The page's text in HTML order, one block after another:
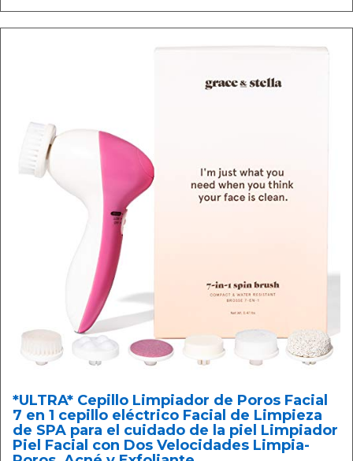
*ULTRA* Cepillo Limpiador de Poros Facial
7 en 1 cepillo eléctrico Facial de Limpieza
de SPA para el cuidado de la piel Limpiador
Piel Facial con Dos Velocidades Limpia-